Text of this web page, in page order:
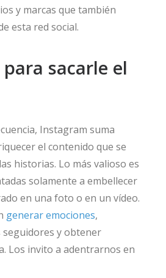
y marcas que también
esta red social.
sacarle el
Instagram suma
el contenido que se
historias. Lo más valioso es
solamente a embellecer
en una foto o en un vídeo.
generar emociones,
y obtener
Los invito a adentrarnos en